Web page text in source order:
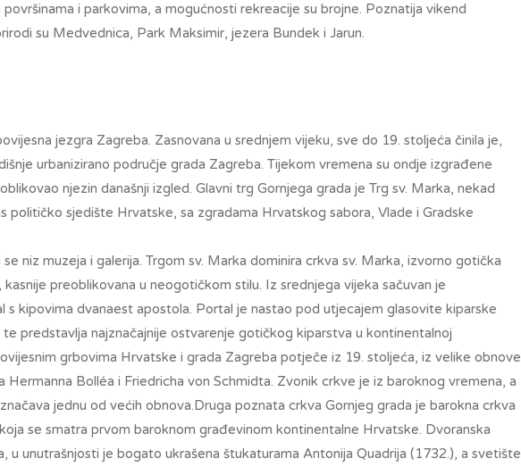
i parkovima, a mogućnosti rekreacije su brojne. Poznatija vikend
su Medvednica, Park Maksimir, jezera Bundek i Jarun.
jezgra Zagreba. Zasnovana u srednjem vijeku, sve do 19. stoljeća činila je,
urbanizirano područje grada Zagreba. Tijekom vremena su ondje izgrađene
njezin današnji izgled. Glavni trg Gornjega grada je Trg sv. Marka, nekad
političko sjedište Hrvatske, sa zgradama Hrvatskog sabora, Vlade i Gradske
niz muzeja i galerija. Trgom sv. Marka dominira crkva sv. Marka, izvorno gotička
preoblikovana u neogotičkom stilu. Iz srednjega vijeka sačuvan je
s kipovima dvanaest apostola. Portal je nastao pod utjecajem glasovite kiparske
predstavlja najznačajnije ostvarenje gotičkog kiparstva u kontinentalnoj
grbovima Hrvatske i grada Zagreba potječe iz 19. stoljeća, iz velike obnove
Bolléa i Friedricha von Schmidta. Zvonik crkve je iz baroknog vremena, a
jednu od većih obnova.Druga poznata crkva Gornjeg grada je barokna crkva
se smatra prvom baroknom građevinom kontinentalne Hrvatske. Dvoranska
u unutrašnjosti je bogato ukrašena štukaturama Antonija Quadrija (1732.), a svetište